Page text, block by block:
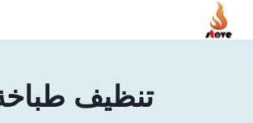
التجاوز
تنظيف